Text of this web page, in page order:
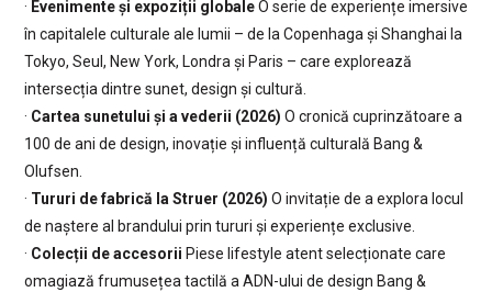
· Evenimente și expoziții globaleO serie de experiențe imersive
în capitalele culturale ale lumii – de la Copenhaga și Shanghai la
Tokyo, Seul, New York, Londra și Paris – care explorează
intersecția dintre sunet, design și cultură.
· Cartea sunetului și a vederii (2026) O cronică cuprinzătoare a
100 de ani de design, inovație și influență culturală Bang &
Olufsen.
· Tururi de fabrică la Struer (2026) O invitație de a explora locul
de naștere al brandului prin tururi și experiențe exclusive.
· Colecții de accesorii Piese lifestyle atent selecționate care
omagiază frumusețea tactilă a ADN-ului de design Bang &